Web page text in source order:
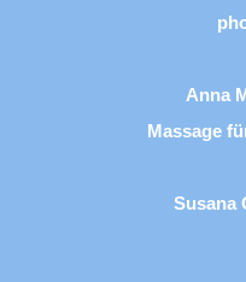
Anna
Massage
Susana